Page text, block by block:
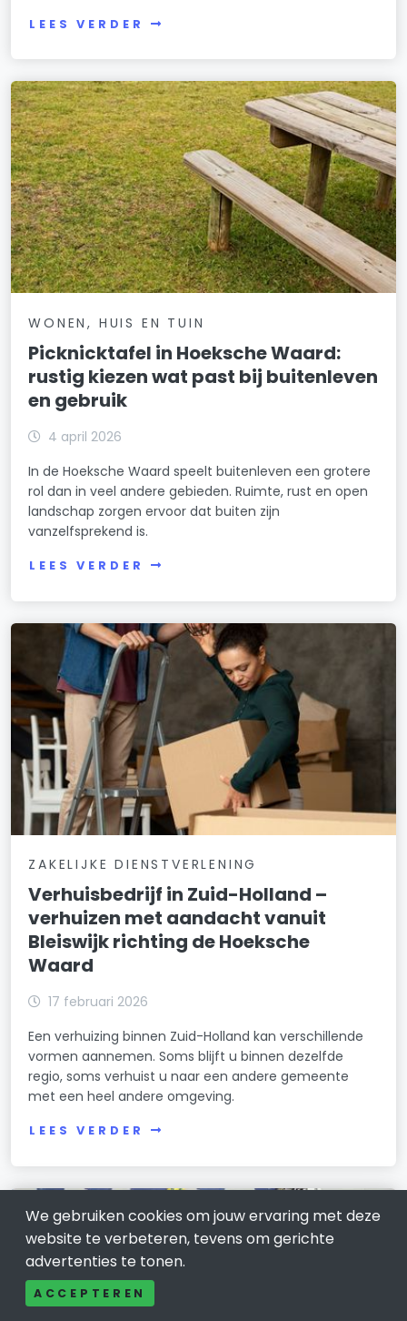
LEES VERDER
WONEN, HUIS EN TUIN
Picknicktafel in Hoeksche Waard:
rustig kiezen wat past bij buitenleven
en gebruik
4 april 2026
In de Hoeksche Waard speelt buitenleven een grotere
rol dan in veel andere gebieden. Ruimte, rust en open
landschap zorgen ervoor dat buiten zijn
vanzelfsprekend is.
LEES VERDER
ZAKELIJKE DIENSTVERLENING
Verhuisbedrijf in Zuid-Holland –
verhuizen met aandacht vanuit
Bleiswijk richting de Hoeksche
Waard
17 februari 2026
Een verhuizing binnen Zuid-Holland kan verschillende
vormen aannemen. Soms blijft u binnen dezelfde
regio, soms verhuist u naar een andere gemeente
met een heel andere omgeving.
LEES VERDER
We gebruiken cookies om jouw ervaring met deze
website te verbeteren, tevens om gerichte
advertenties te tonen.
ACCEPTEREN